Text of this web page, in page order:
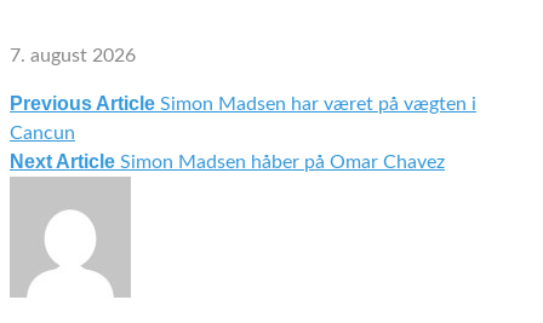
7. august 2026
Indlægsnavigation
Previous Article Simon Madsen har været på vægten i
Cancun
Next Article Simon Madsen håber på Omar Chavez